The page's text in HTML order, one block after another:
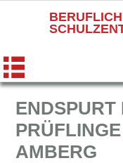
ENDSPURT
AMBERG